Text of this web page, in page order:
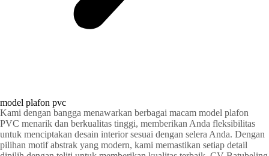
model plafon pvc
Kami dengan bangga menawarkan berbagai macam model plafon
PVC menarik dan berkualitas tinggi, memberikan Anda fleksibilitas
untuk menciptakan desain interior sesuai dengan selera Anda. Dengan
pilihan motif abstrak yang modern, kami memastikan setiap detail